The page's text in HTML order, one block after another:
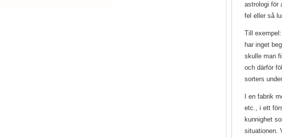
astrologi för
fel eller så
Till
har inget
skulle man
och därför
sorters
I en fabrik
etc., i ett
kunnighet
situationen.